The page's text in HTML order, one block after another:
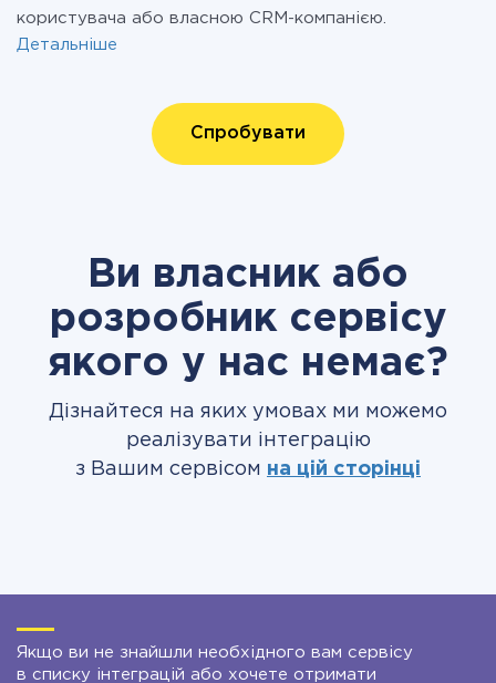
користувача або власною CRM-компанією.
Детальніше
Спробувати
Ви власник або
розробник сервісу
якого у нас немає?
Дізнайтеся на яких умовах ми можемо
реалізувати інтеграцію
з Вашим сервісом на цій сторінці
Якщо ви не знайшли необхідного вам сервісу
в списку інтеграцій або хочете отримати